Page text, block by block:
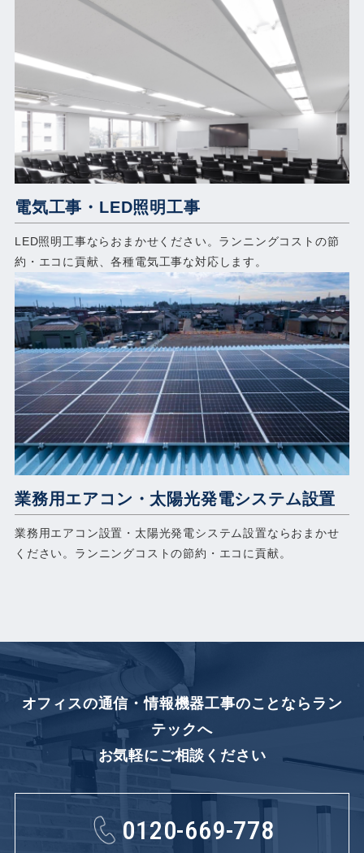
電気工事・LED照明工事
LED照明工事ならおまかせください。ランニングコストの節
約・エコに貢献、各種電気工事な対応します。
業務用エアコン・太陽光発電システム設置
業務用エアコン設置・太陽光発電システム設置ならおまかせ
ください。ランニングコストの節約・エコに貢献。
オフィスの通信・情報機器工事のことなら ラン
テックへ
お気軽にご相談ください
0120-669-778